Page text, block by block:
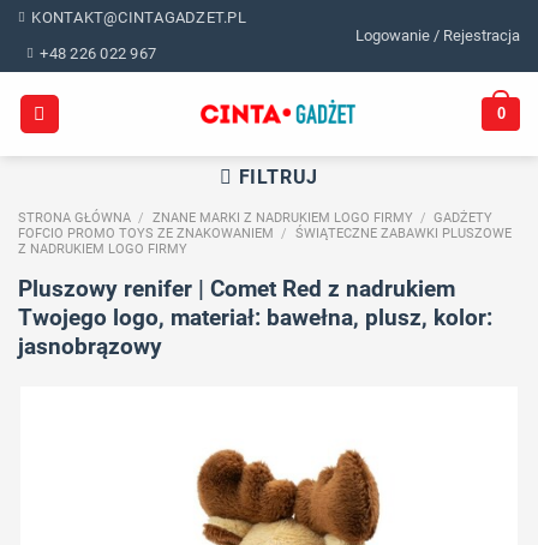
Skip
content
KONTAKT@CINTAGADZET.PL
+48 226 022 967
Logowanie / Rejestracja
0
FILTRUJ
STRONA GŁÓWNA / ZNANE MARKI Z NADRUKIEM LOGO FIRMY / GADŻETY
FOFCIO PROMO TOYS ZE ZNAKOWANIEM /
ŚWIĄTECZNE ZABAWKI PLUSZOWE
Z NADRUKIEM LOGO FIRMY
Pluszowy renifer | Comet Red z nadrukiem
Twojego logo, materiał: bawełna, plusz, kolor:
jasnobrązowy